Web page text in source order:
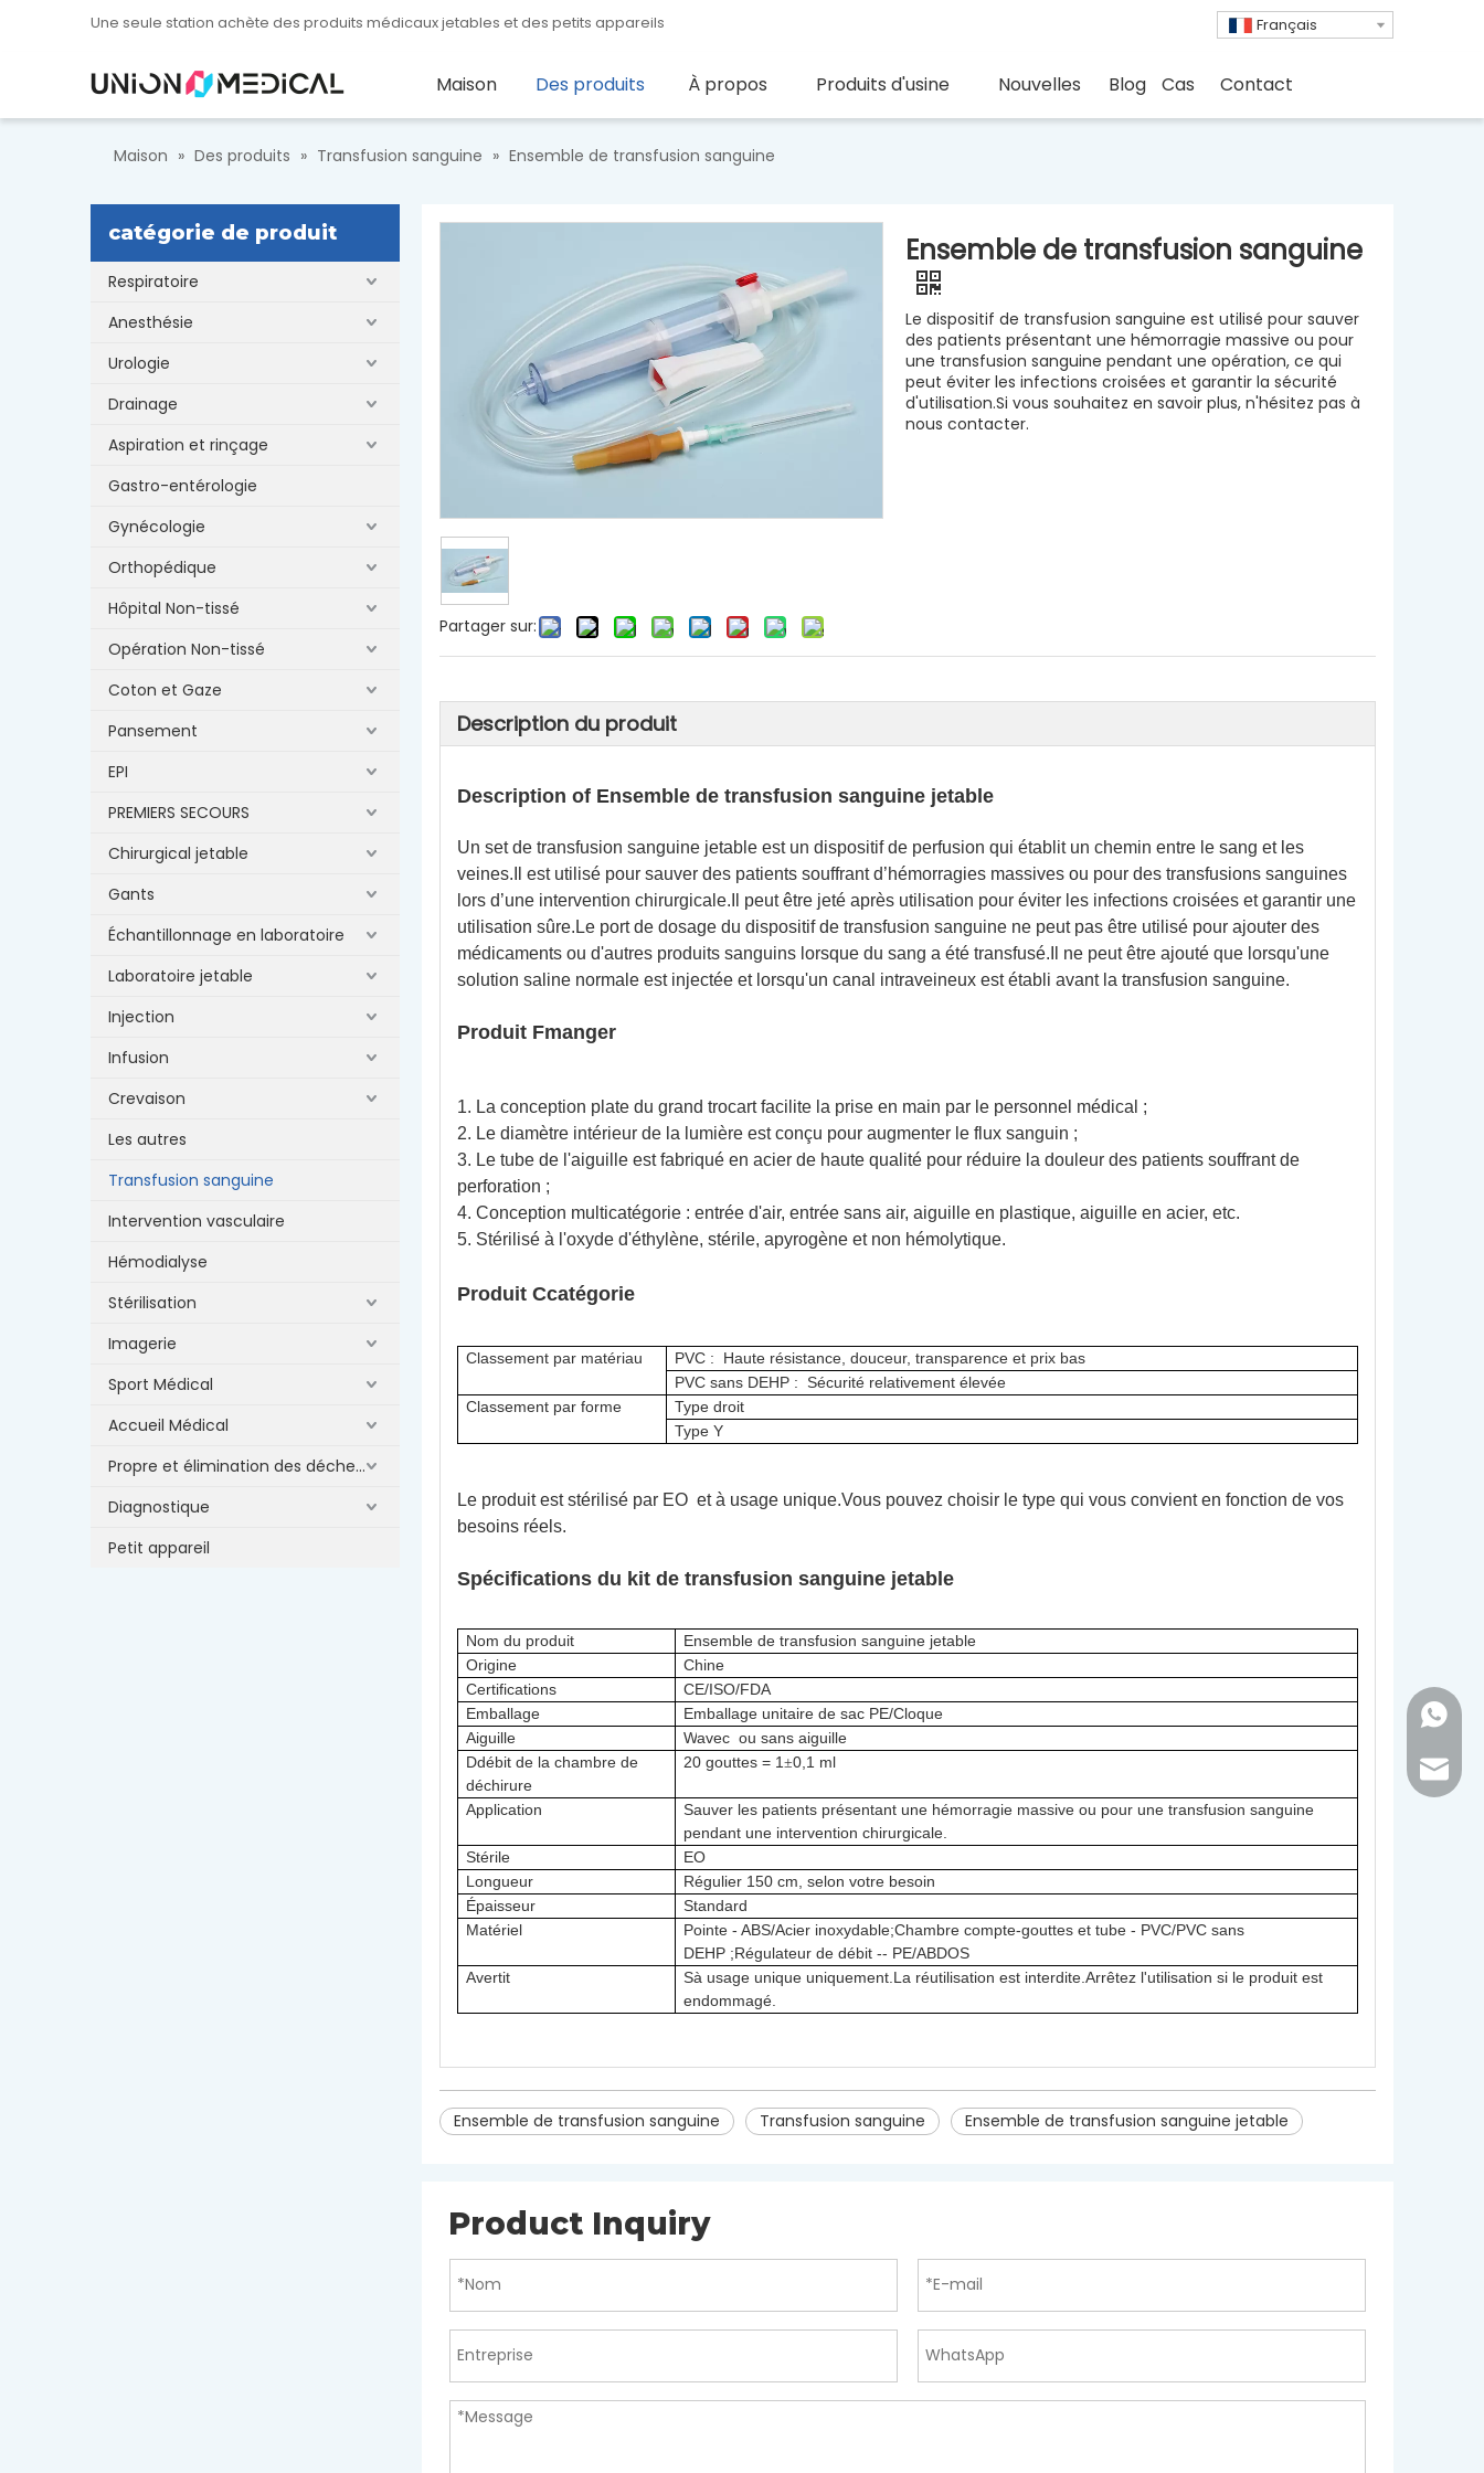
Une seule station achète des produits médicaux jetables et des petits appareils Français
Maison Des produits À propos Produits d'usine Nouvelles Blog Cas Contact
Maison » Des produits » Transfusion sanguine » Ensemble de transfusion sanguine
catégorie de produit
Respiratoire
Anesthésie
Urologie
Drainage
Aspiration et rinçage
Gastro-entérologie
Gynécologie
Orthopédique
Hôpital Non-tissé
Opération Non-tissé
Coton et Gaze
Pansement
EPI
PREMIERS SECOURS
Chirurgical jetable
Gants
Échantillonnage en laboratoire
Laboratoire jetable
Injection
Infusion
Crevaison
Les autres
Transfusion sanguine
Intervention vasculaire
Hémodialyse
Stérilisation
Imagerie
Sport Médical
Accueil Médical
Propre et élimination des déchets
Diagnostique
Petit appareil
Partager sur:
Ensemble de transfusion sanguine
Le dispositif de transfusion sanguine est utilisé pour sauver
des patients présentant une hémorragie massive ou pour
une transfusion sanguine pendant une opération, ce qui
peut éviter les infections croisées et garantir la sécurité
d'utilisation.Si vous souhaitez en savoir plus, n'hésitez pas à
nous contacter.
Description du produit
Description of Ensemble de transfusion sanguine jetable
Un set de transfusion sanguine jetable est un dispositif de perfusion qui établit un chemin entre le sang et les
veines.Il est utilisé pour sauver des patients souffrant d’hémorragies massives ou pour des transfusions sanguines
lors d’une intervention chirurgicale.Il peut être jeté après utilisation pour éviter les infections croisées et garantir une
utilisation sûre.Le port de dosage du dispositif de transfusion sanguine ne peut pas être utilisé pour ajouter des
médicaments ou d'autres produits sanguins lorsque du sang a été transfusé.Il ne peut être ajouté que lorsqu'une
solution saline normale est injectée et lorsqu'un canal intraveineux est établi avant la transfusion sanguine.
Produit Fmanger
1. La conception plate du grand trocart facilite la prise en main par le personnel médical ;
2. Le diamètre intérieur de la lumière est conçu pour augmenter le flux sanguin ;
3. Le tube de l'aiguille est fabriqué en acier de haute qualité pour réduire la douleur des patients souffrant de
perforation ;
4. Conception multicatégorie : entrée d'air, entrée sans air, aiguille en plastique, aiguille en acier, etc.
5. Stérilisé à l'oxyde d'éthylène, stérile, apyrogène et non hémolytique.
Produit Ccatégorie
Classement par matériau PVC : Haute résistance, douceur, transparence et prix bas
PVC sans DEHP : Sécurité relativement élevée
Classement par forme
Type droit
Type Y
Le produit est stérilisé par EO et à usage unique.Vous pouvez choisir le type qui vous convient en fonction de vos
besoins réels.
Spécifications du kit de transfusion sanguine jetable
Nom du produit
Ensemble de transfusion sanguine jetable
Origine
Chine
Certifications
CE/ISO/FDA
Emballage
Emballage unitaire de sac PE/Cloque
Aiguille
Wavec ou sans aiguille
Ddébit de la chambre de
déchirure
20 gouttes = 1 ±0,1 ml
Application
Sauver les patients présentant une hémorragie massive ou pour une transfusion sanguine
pendant une intervention chirurgicale.
Stérile
EO
Longueur
Régulier 150 cm, selon votre besoin
Épaisseur
Standard
Matériel
Pointe - ABS/Acier inoxydable;Chambre compte-gouttes et tube - PVC/PVC sans
DEHP ;Régulateur de débit -- PE/ABDOS
Avertit
Sà usage unique uniquement.La réutilisation est interdite.Arrêtez l'utilisation si le produit est
endommagé.
Ensemble de transfusion sanguine Transfusion sanguine Ensemble de transfusion sanguine jetable
Product Inquiry
+86 -